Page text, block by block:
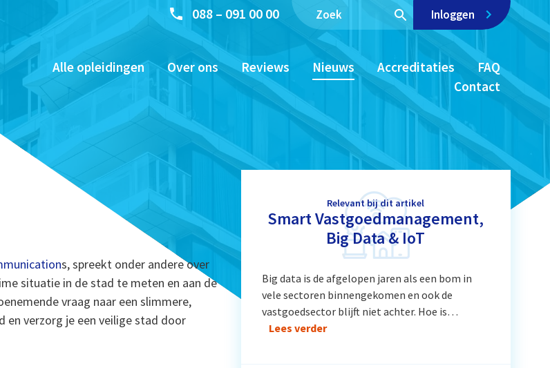
088 – 091 00 00 Inloggen
Alle opleidingen Over ons Reviews Nieuws Accreditaties
FAQ
Contact
s, spreekt onder andere over
situatie in de stad te meten en aan de
vraag naar een slimmere,
en verzorg je een veilige stad door
Relevant bij dit artikel
Smart Vastgoedmanagement,
Big Data & IoT
Big data is de afgelopen jaren als een bom in
vele sectoren binnengekomen en ook de
vastgoedsector blijft niet achter. Hoe is…
Lees verder